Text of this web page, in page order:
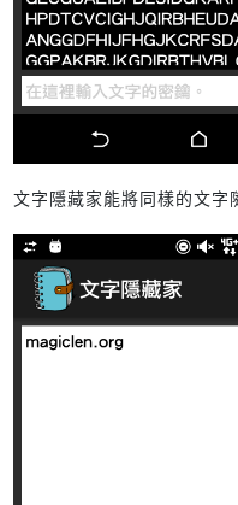
文字隱藏家能將同樣的文字